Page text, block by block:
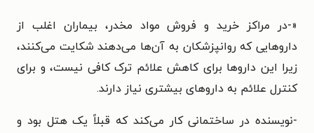
«-در مراکز خرید و فروش مواد مخدر، بیماران اغلب از
داروهایی که روانپزشکان به آن‌ها می‌دهند شکایت می‌کنند،
زیرا این داروها برای کاهش علائم ترک کافی نیست، و برای
کنترل علائم به داروهای بیشتری نیاز دارند.
-نویسنده در ساختمانی کار می‌کند که قبلاً یک هتل بود و